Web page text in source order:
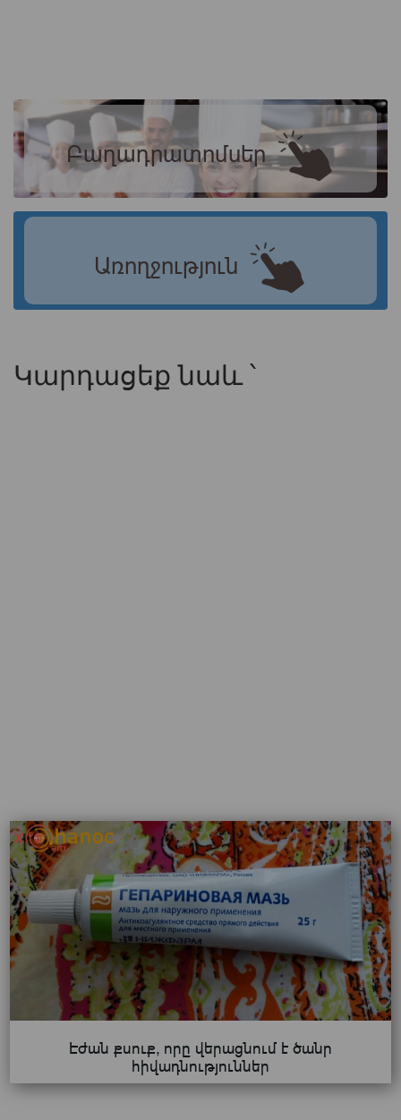
Բաղադրատոմսեր
Առողջություն
Կարդացեք նաև ՝
Էժան քսուք, որը վերացնում է ծանր
հիվադնություններ